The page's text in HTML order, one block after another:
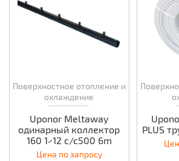
Поверхностное отопление и
охлаждение
Uponor Meltaway
одинарный коллектор
160 1×12 c/c500 6m
Цена по запросу
PLUS